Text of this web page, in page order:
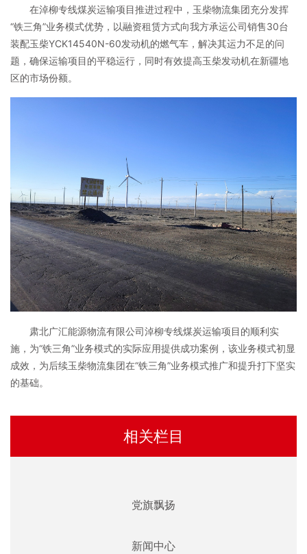
在淖柳专线煤炭运输项目推进过程中，玉柴物流集团充分发挥
“铁三角”业务模式优势，以融资租赁方式向我方承运公司销售30台
装配玉柴YCK14540N-60发动机的燃气车，解决其运力不足的问
题，确保运输项目的平稳运行，同时有效提高玉柴发动机在新疆地
区的市场份额。
肃北广汇能源物流有限公司淖柳专线煤炭运输项目的顺利实
施，为“铁三角”业务模式的实际应用提供成功案例，该业务模式初显
成效，为后续玉柴物流集团在“铁三角”业务模式推广和提升打下坚实
的基础。
相关栏目
党旗飘扬
新闻中心